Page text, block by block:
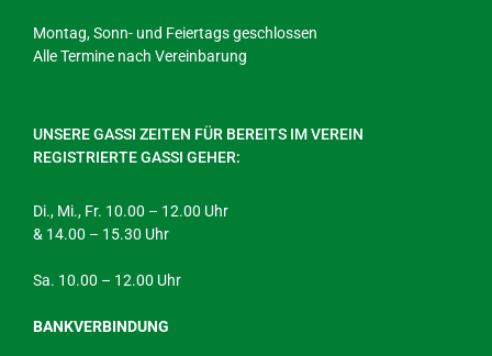
Montag, Sonn- und Feiertags geschlossen
Alle Termine nach Vereinbarung
UNSERE GASSI ZEITEN FÜR BEREITS IM VEREIN
REGISTRIERTE GASSI GEHER:
Di., Mi., Fr. 10.00 – 12.00 Uhr
& 14.00 – 15.30 Uhr
Sa. 10.00 – 12.00 Uhr
BANKVERBINDUNG